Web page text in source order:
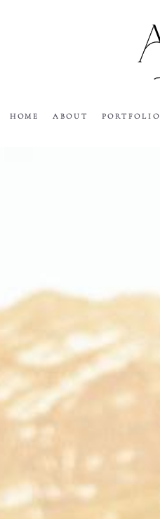
HOME ABOUT PORTFOLIO